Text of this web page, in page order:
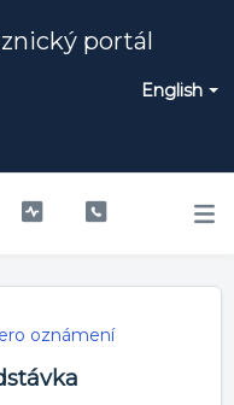
portál
English
oznámení